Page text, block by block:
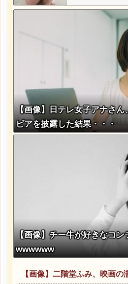
【画像】日テレ女子アナさん
ビアを披露した結果・・・
【画像】チー牛が好きなコ
wwwwww
【画像】二階堂ふみ、映画の